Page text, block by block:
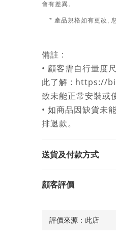
會有差異。
* 產品規格如有更改,
備註 :
• 顧客需自行量度
此了解 : https://
致未能正常安裝或
• 如商品因缺貨未
排退款。
送貨及付款方式
顧客評價